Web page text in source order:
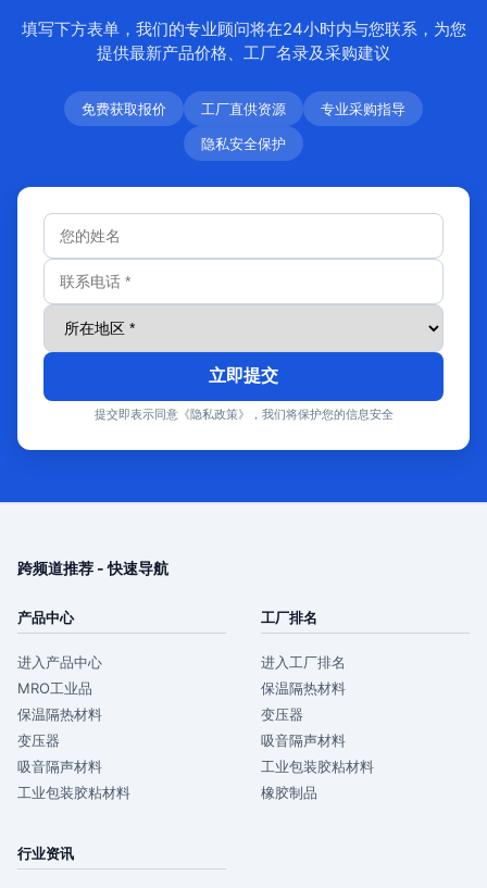
填写下方表单，我们的专业顾问将在24小时内与您联系，为您
提供最新产品价格、工厂名录及采购建议
免费获取报价 工厂直供资源
专业采购指导
隐私安全保护
立即提交
提交即表示同意《隐私政策》，我们将保护您的信息安全
跨频道推荐 - 快速导航
产品中心
进入产品中心
MRO工业品
保温隔热材料
变压器
吸音隔声材料
工业包装胶粘材料
工厂排名
进入工厂排名
保温隔热材料
变压器
吸音隔声材料
工业包装胶粘材料
橡胶制品
行业资讯